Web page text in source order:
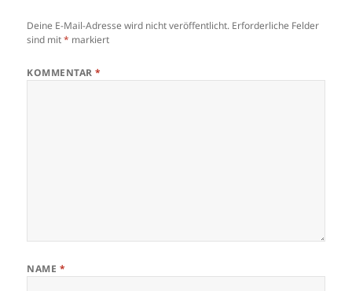
Deine E-Mail-Adresse wird nicht veröffentlicht. Erforderliche Felder
sind mit* markiert
KOMMENTAR*
NAME *